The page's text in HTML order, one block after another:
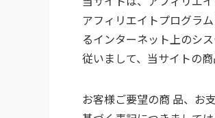
アフィリエイトプログラ
るインターネット上のシス
従いまして、当サイトの
お客様ご要望の商 品、お